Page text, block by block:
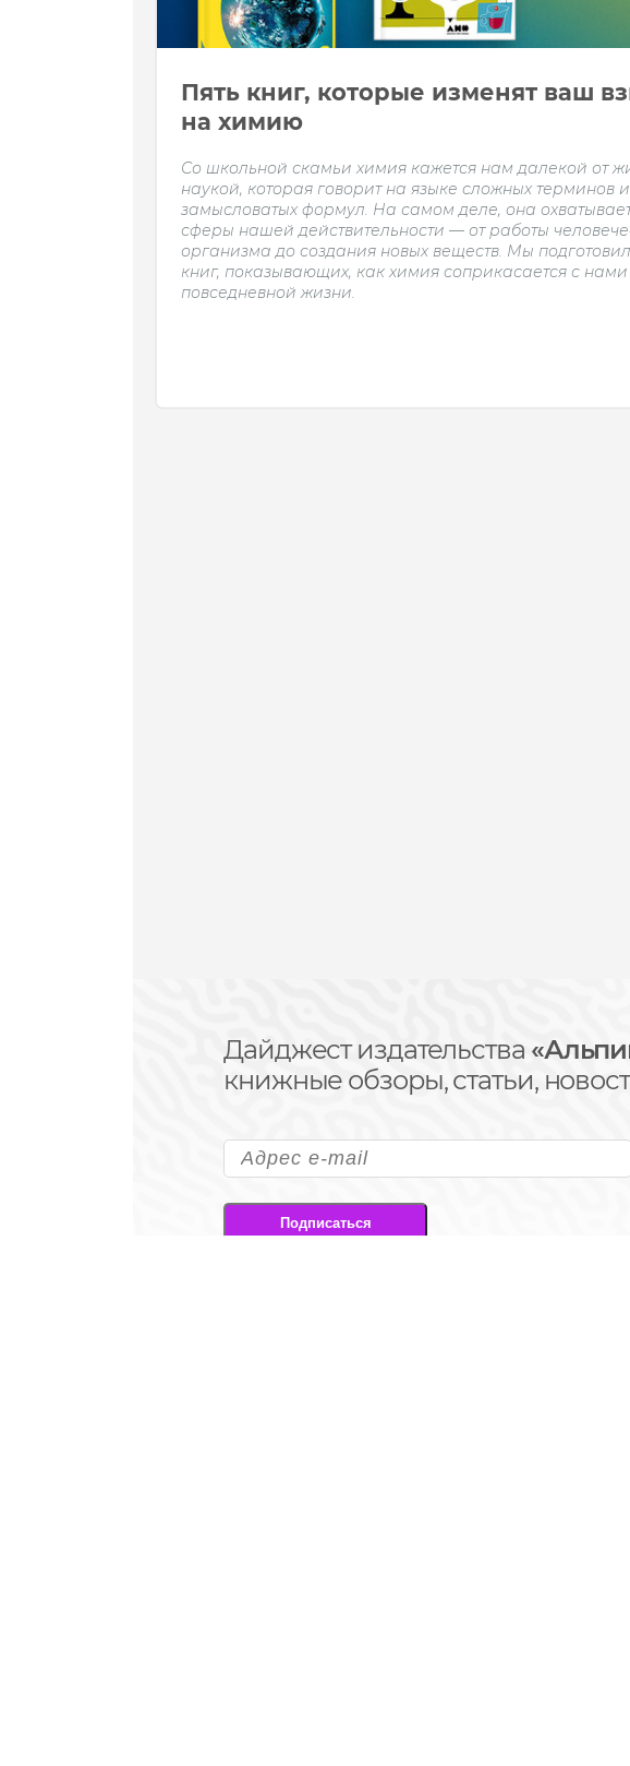
Пять книг, которые изменят ваш
на химию
Со школьной скамьи химия кажется нам далекой от
наукой, которая говорит на языке сложных терминов и
замысловатых формул. На самом деле, она
сферы нашей действительности — от работы
организма до создания новых веществ. Мы
книг, показывающих, как химия соприкасается с нами
повседневной жизни.
Дайджест издательства
книжные обзоры, статьи,
Подписаться